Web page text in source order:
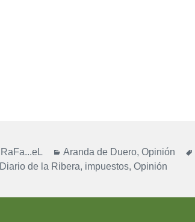
Autor
RaFa...eL Categorías
Aranda de Duero,Opinión
Diario de la Ribera, impuestos,Opinión